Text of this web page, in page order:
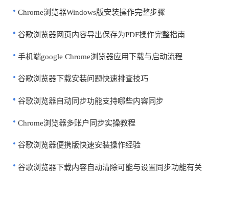
Chrome浏览器Windows版安装操作完整步骤
谷歌浏览器网页内容导出保存为PDF操作完整指南
手机端google Chrome浏览器应用下载与启动流程
谷歌浏览器下载安装问题快速排查技巧
谷歌浏览器自动同步功能支持哪些内容同步
Chrome浏览器多账户同步实操教程
谷歌浏览器便携版快速安装操作经验
谷歌浏览器下载内容自动清除可能与设置同步功能有关